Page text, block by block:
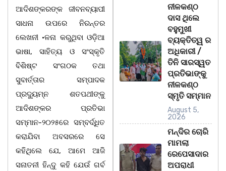
ଆଦିଶଙ୍କରଙ୍କ ଜୀବନବ୍ୟାପୀ
ସାଧନା ଉପରେ ନିରନ୍ତର
ଲେଖନୀ •ଳନା କରୁଥିବା ଓଡ଼ିଆ
ଭାଷା, ସାହିତ୍ୟ ଓ ସଂସ୍କୃତି
ବିଶିଷ୍ଟ ସଂଗଠକ ତଥା
ସୁବାର୍ତ୍ତାର ସମ୍ପାଦକ
ପ୍ରଦୁ୍ୟମ୍ନ ଶତପଥୀଙ୍କୁ
ଆଦିଶଙ୍କର ପ୍ରତିଭା
ସମ୍ମାନ-୨୦୨୫ରେ ସମ୍ବର୍ଦ୍ଧିତ
କରାଯିବା ଅବସରରେ ସେ
କହିଥିଲେ ଯେ, ଆମେ ଆଜି
ସନାତନୀ ହିନ୍ଦୁ କହି ଯେଉଁ ଗର୍ବ
ନୀଳକଣ୍ଠ
ଦାସ ଥିଲେ
ବହୁମୁଖୀ
ବ୍ୟକ୍ତିତ୍ୱ ର
ଅଧିକାରୀ /
ତିନି ସାରସ୍ୱତ
ପ୍ରତିଭାଙ୍କୁ
ନୀଳକଣ୍ଠ
ସ୍ମୃତି ସମ୍ମାନ
August 5,
2026
ମନ୍ଦିର ଚୋରି
ମାମଲା
ରେପେସାଦାର
ଅପରାଧୀ